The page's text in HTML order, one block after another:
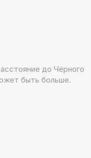
до Чёрного
быть больше.